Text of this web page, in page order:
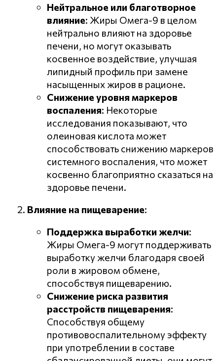
Нейтральное или благотворное
влияние: Жиры Омега-9 в целом
нейтрально влияют на здоровье
печени, но могут оказывать
косвенное воздействие, улучшая
липидный профиль при замене
насыщенных жиров в рационе.
Снижение уровня маркеров
воспаления: Некоторые
исследования показывают, что
олеиновая кислота может
способствовать снижению маркеров
системного воспаления, что может
косвенно благоприятно сказаться на
здоровье печени.
Влияние на пищеварение:
Поддержка выработки желчи:
Жиры Омега-9 могут поддерживать
выработку желчи благодаря своей
роли в жировом обмене,
способствуя пищеварению.
Снижение риска развития
расстройств пищеварения:
Способствуя общему
противовоспалительному эффекту
при употреблении в составе